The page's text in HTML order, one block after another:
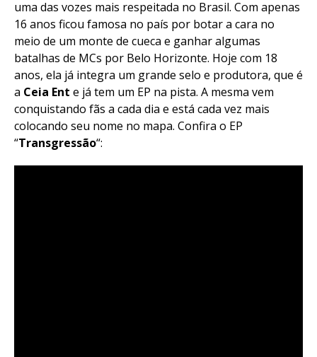
uma das vozes mais respeitada no Brasil. Com apenas
16 anos ficou famosa no país por botar a cara no
meio de um monte de cueca e ganhar algumas
batalhas de MCs por Belo Horizonte. Hoje com 18
anos, ela já integra um grande selo e produtora, que é
a Ceia Ent e já tem um EP na pista. A mesma vem
conquistando fãs a cada dia e está cada vez mais
colocando seu nome no mapa. Confira o EP
“Transgressão“: